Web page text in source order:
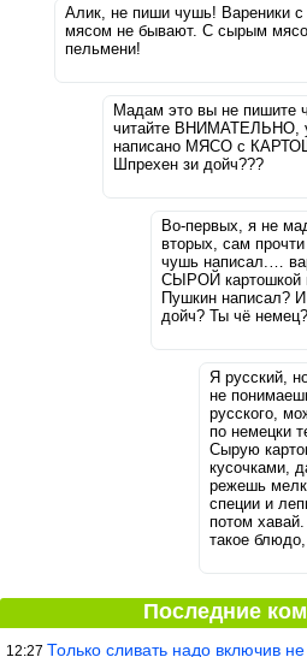
Алик, не пиши чушь! Вареники
мясом не бывают. С сырым
пельмени!
Мадам это вы не пишите
читайте ВНИМАТЕЛЬНО,
написано МЯСО с
Шпрехен зи дойч???
Во-первых, я не
вторых, сам
чушь написал.…
СЫРОЙ
Пушкин написал?
дойч? Ты чё немец?
Я русский,
не
русского,
по немецки
Сырую
кусочками,
режешь
специи и
потом
такое блюдо,
Последние
12:27 Только сливать надо включив не